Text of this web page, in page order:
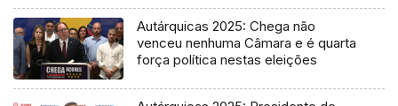
Autárquicas 2025: Chega não
venceu nenhuma Câmara e é quarta
força política nestas eleições